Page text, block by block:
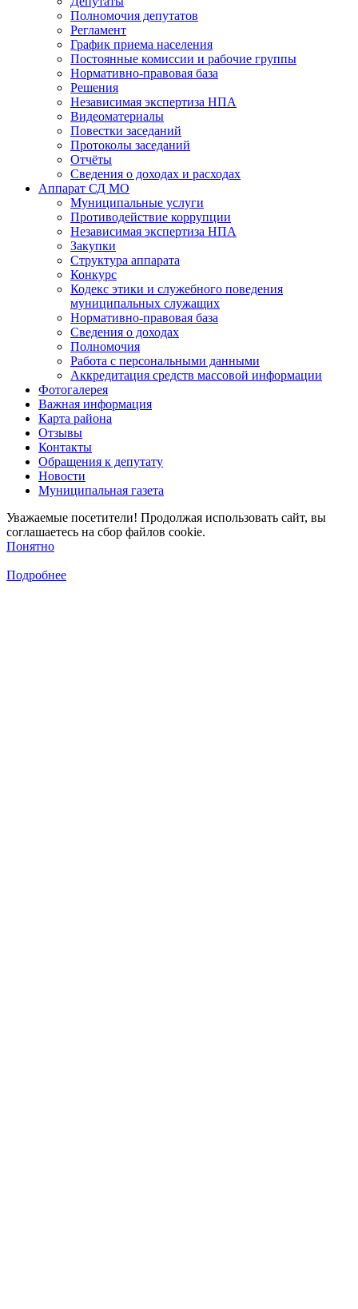
Полномочия депутатов
Регламент
График приема населения
Постоянные комиссии и рабочие группы
Нормативно-правовая база
Решения
Независимая экспертиза НПА
Видеоматериалы
Повестки заседаний
Протоколы заседаний
Отчёты
Сведения о доходах и расходах
Аппарат СД МО
Муниципальные услуги
Противодействие коррупции
Независимая экспертиза НПА
Закупки
Структура аппарата
Конкурс
Кодекс этики и служебного поведения
муниципальных служащих
Нормативно-правовая база
Сведения о доходах
Полномочия
Работа с персональными данными
Аккредитация средств массовой информации
Фотогалерея
Важная информация
Карта района
Отзывы
Контакты
Обращения к депутату
Новости
Муниципальная газета
Уважаемые посетители! Продолжая использовать сайт, вы
соглашаетесь на сбор файлов cookie.
Понятно
Подробнее